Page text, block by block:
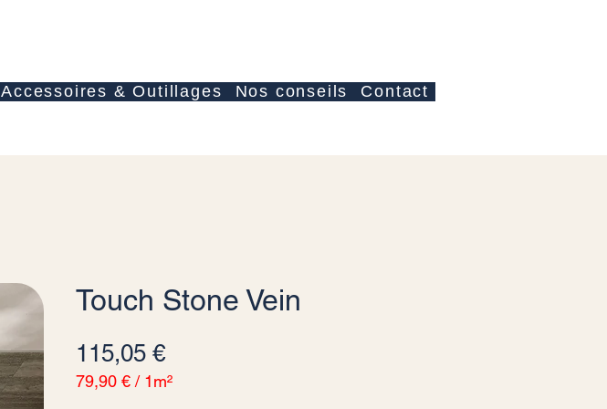
Accessoires & Outillages Nos conseils Contact
Touch Stone Vein
115,05 €Prix
79,90 € / 1m²